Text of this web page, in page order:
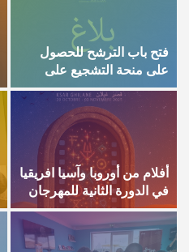
فتح باب الترشح للحصول
على منحة التشجيع على
الانتاج السينمائي لسنة 2026
أفلام من أوروبا وآسيا افريقيا
في الدورة الثانية للمهرجان
الدولي للسينما في الصحراء